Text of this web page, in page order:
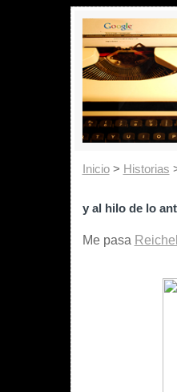
Inicio> Historias
y al hilo de lo
Me pasa Reichel